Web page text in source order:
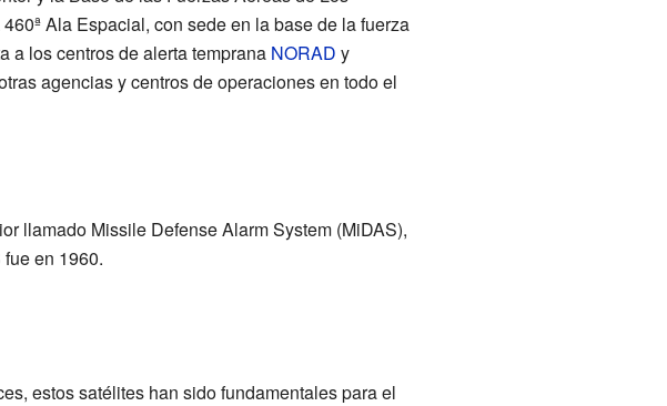
Ala Espacial, con sede en la base de la fuerza
a los centros de alerta temprana NORAD y
agencias y centros de operaciones en todo el
llamado Missile Defense Alarm System (MiDAS),
en 1960.
estos satélites han sido fundamentales para el